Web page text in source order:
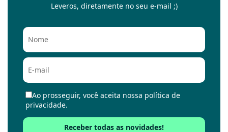
Leveros, diretamente no seu e-mail ;)
Ao prosseguir, você aceita nossa política de
privacidade.